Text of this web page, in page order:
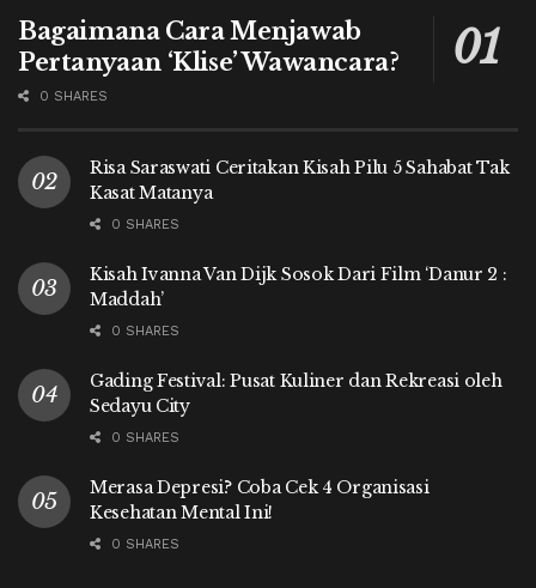
Bagaimana Cara Menjawab
Pertanyaan ‘Klise’ Wawancara?
0 SHARES
Risa Saraswati Ceritakan Kisah Pilu 5 Sahabat Tak
Kasat Matanya
0 SHARES
Kisah Ivanna Van Dijk Sosok Dari Film ‘Danur 2 :
Maddah’
0 SHARES
Gading Festival: Pusat Kuliner dan Rekreasi oleh
Sedayu City
0 SHARES
Merasa Depresi? Coba Cek 4 Organisasi
Kesehatan Mental Ini!
0 SHARES